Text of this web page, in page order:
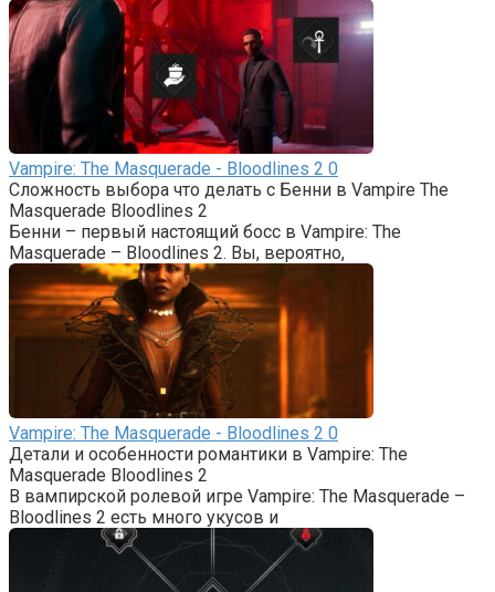
Vampire: The Masquerade - Bloodlines 2 0
Сложность выбора что делать с Бенни в Vampire The
Masquerade Bloodlines 2
Бенни – первый настоящий босс в Vampire: The
Masquerade – Bloodlines 2. Вы, вероятно,
Vampire: The Masquerade - Bloodlines 2 0
Детали и особенности романтики в Vampire: The
Masquerade Bloodlines 2
В вампирской ролевой игре Vampire: The Masquerade –
Bloodlines 2 есть много укусов и